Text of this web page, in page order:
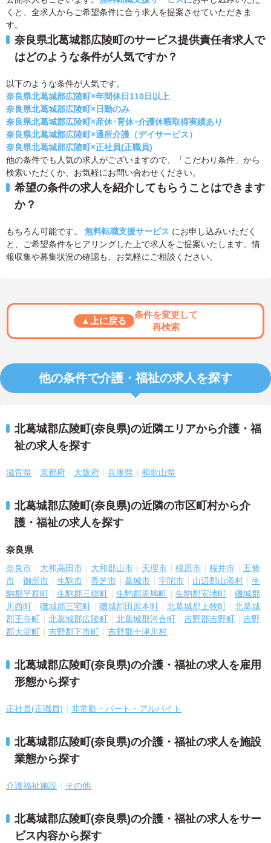
くと、全求人からご希望条件に合う求人を提案させていただきま
す。
奈良県北葛城郡広陵町のサービス提供責任者求人で
はどのような条件が人気ですか？
以下のような条件が人気です。
奈良県北葛城郡広陵町×年間休日110日以上
奈良県北葛城郡広陵町×日勤のみ
奈良県北葛城郡広陵町×産休･育休･介護休暇取得実績あり
奈良県北葛城郡広陵町×通所介護（デイサービス）
奈良県北葛城郡広陵町×正社員(正職員)
他の条件でも人気の求人がございますので、「こだわり条件」から
検索いただくか、お気軽にお問い合わせください。
希望の条件の求人を紹介してもらうことはできます
か？
もちろん可能です。 無料転職支援サービス にお申し込みいただく
と、ご希望条件をヒアリングした上で求人をご提案いたします。情
報収集や募集状況の確認も、お気軽にご相談ください。
▲上に戻る
条件を変更して
再検索
他の条件で介護・福祉の求人を探す
北葛城郡広陵町(奈良県)の近隣エリアから介護・福
祉の求人を探す
滋賀県 京都府 大阪府 兵庫県 和歌山県
北葛城郡広陵町(奈良県)の近隣の市区町村から介
護・福祉の求人を探す
奈良県
奈良市 大和高田市 大和郡山市 天理市 橿原市 桜井市
五條
市
御所市 生駒市 香芝市 葛城市 宇陀市 山辺郡山添村
生
駒郡平群町
生駒郡三郷町 生駒郡斑鳩町 生駒郡安堵町
磯城郡
川西町
磯城郡三宅町 磯城郡田原本町 北葛城郡上牧町
北葛城
郡王寺町
北葛城郡広陵町 北葛城郡河合町 吉野郡吉野町
吉野
郡大淀町
吉野郡下市町 吉野郡十津川村
北葛城郡広陵町(奈良県)の介護・福祉の求人を雇用
形態から探す
正社員(正職員) 非常勤・パート・アルバイト
北葛城郡広陵町(奈良県)の介護・福祉の求人を施設
業態から探す
介護福祉施設 その他
北葛城郡広陵町(奈良県)の介護・福祉の求人をサー
ビス内容から探す